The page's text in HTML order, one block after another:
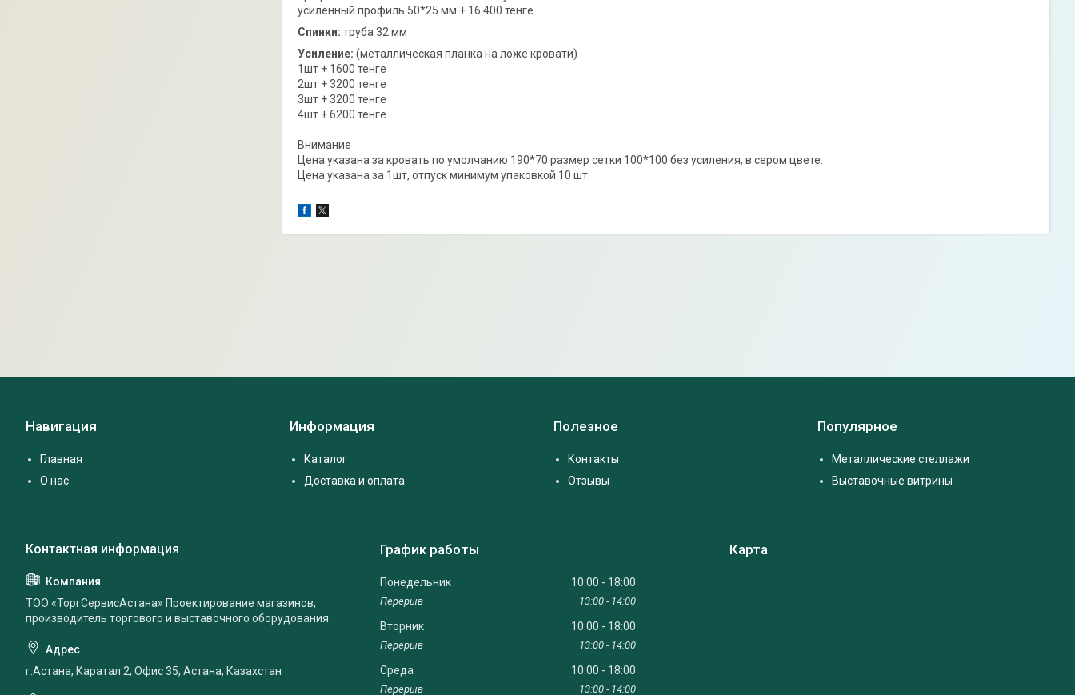
усиленный профиль 50*25 мм + 16 400 тенге
Спинки: труба 32 мм
Усиление: (металлическая планка на ложе кровати)
1шт + 1600 тенге
2шт + 3200 тенге
3шт + 3200 тенге
4шт + 6200 тенге
Внимание
Цена указана за кровать по умолчанию 190*70 размер сетки 100*100 без усиления, в сером цвете.
Цена указана за 1шт, отпуск минимум упаковкой 10 шт.
Навигация
Главная
О нас
Информация
Каталог
Доставка и оплата
Полезное
Контакты
Отзывы
Популярное
Металлические стеллажи
Выставочные витрины
ТОО «ТоргСервисАстана» Проектирование магазинов,
производитель торгового и выставочного оборудования
г.Астана, Каратал 2, Офис 35, Астана, Казахстан
График работы
Понедельник 10:00 18:00
13:00 14:00
Вторник 10:00 18:00
13:00 14:00
Среда 10:00 18:00
13:00 14:00
Карта